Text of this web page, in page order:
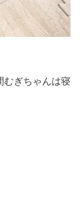
むぎちゃんは寝